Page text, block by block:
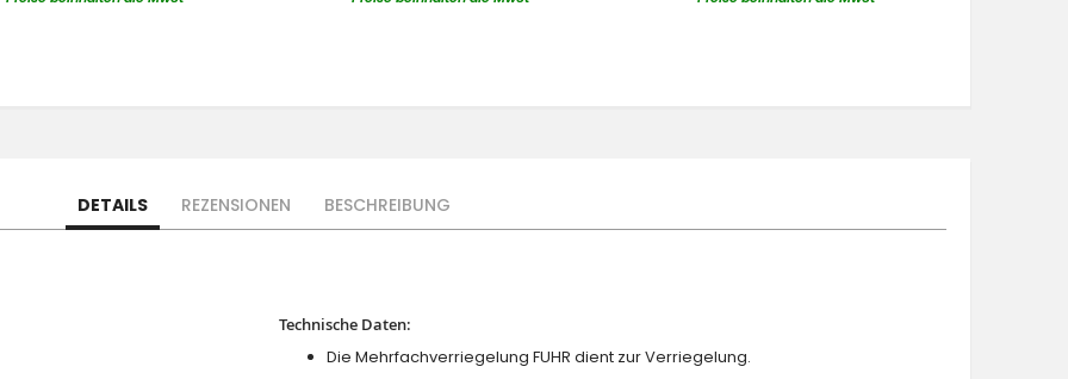
DETAILS REZENSIONEN BESCHREIBUNG